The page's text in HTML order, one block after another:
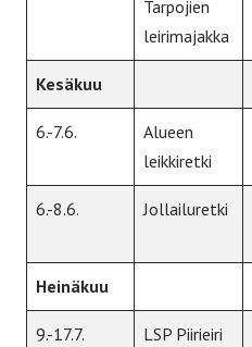
Tarpojien
leirimajakka
Kesäkuu
6.-7.6.
Alueen
leikkiretki
6.-8.6. Jollailuretki
Heinäkuu
9.-17.7.
LSP Piirieiri